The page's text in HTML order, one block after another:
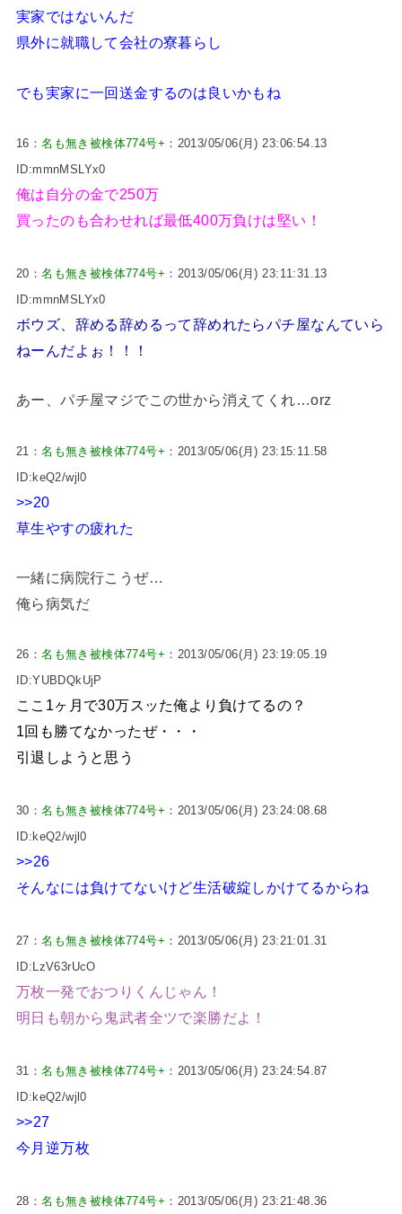
実家ではないんだ
県外に就職して会社の寮暮らし
でも実家に一回送金するのは良いかもね
16：名も無き被検体774号+ ：2013/05/06(月) 23:06:54.13
ID:mmnMSLYx0
俺は自分の金で250万
買ったのも合わせれば最低400万負けは堅い！
20：名も無き被検体774号+ ：2013/05/06(月) 23:11:31.13
ID:mmnMSLYx0
ボウズ、辞める辞めるって辞めれたらパチ屋なんていら
ねーんだよぉ！！！
あー、パチ屋マジでこの世から消えてくれ…orz
21：名も無き被検体774号+ ：2013/05/06(月) 23:15:11.58
ID:keQ2/wjl0
>>20
草生やすの疲れた
一緒に病院行こうぜ…
俺ら病気だ
26：名も無き被検体774号+ ：2013/05/06(月) 23:19:05.19
ID:YUBDQkUjP
ここ1ヶ月で30万スッた俺より負けてるの？
1回も勝てなかったぜ・・・
引退しようと思う
30：名も無き被検体774号+ ：2013/05/06(月) 23:24:08.68
ID:keQ2/wjl0
>>26
そんなには負けてないけど生活破綻しかけてるからね
27：名も無き被検体774号+ ：2013/05/06(月) 23:21:01.31
ID:LzV63rUcO
万枚一発でおつりくんじゃん！
明日も朝から鬼武者全ツで楽勝だよ！
31：名も無き被検体774号+ ：2013/05/06(月) 23:24:54.87
ID:keQ2/wjl0
>>27
今月逆万枚
28：名も無き被検体774号+ ：2013/05/06(月) 23:21:48.36